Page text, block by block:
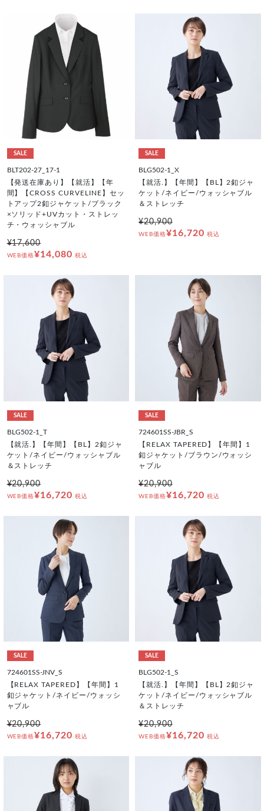
SALE
BLT202-27_17-1
【発送在庫あり】【就活】【年
間】【CROSS CURVELINE】セッ
トアップ2釦ジャケット/ブラック
×ソリッド+UVカット・ストレッ
チ・ウォッシャブル
¥17,600
WEB価格¥14,080 税込
SALE
BLG502-1_X
【就活.】【年間】【BL】2釦ジャ
ケット/ネイビー/ウォッシャブル
＆ストレッチ
¥20,900
WEB価格¥16,720 税込
SALE
BLG502-1_T
【就活.】【年間】【BL】2釦ジャ
ケット/ネイビー/ウォッシャブル
＆ストレッチ
¥20,900
WEB価格¥16,720 税込
SALE
724601SS-JBR_S
【RELAX TAPERED】【年間】1
釦ジャケット/ブラウン/ウォッシ
ャブル
¥20,900
WEB価格¥16,720 税込
SALE
724601SS-JNV_S
【RELAX TAPERED】【年間】1
釦ジャケット/ネイビー/ウォッシ
ャブル
¥20,900
WEB価格¥16,720 税込
SALE
BLG502-1_S
【就活.】【年間】【BL】2釦ジャ
ケット/ネイビー/ウォッシャブル
＆ストレッチ
¥20,900
WEB価格¥16,720 税込